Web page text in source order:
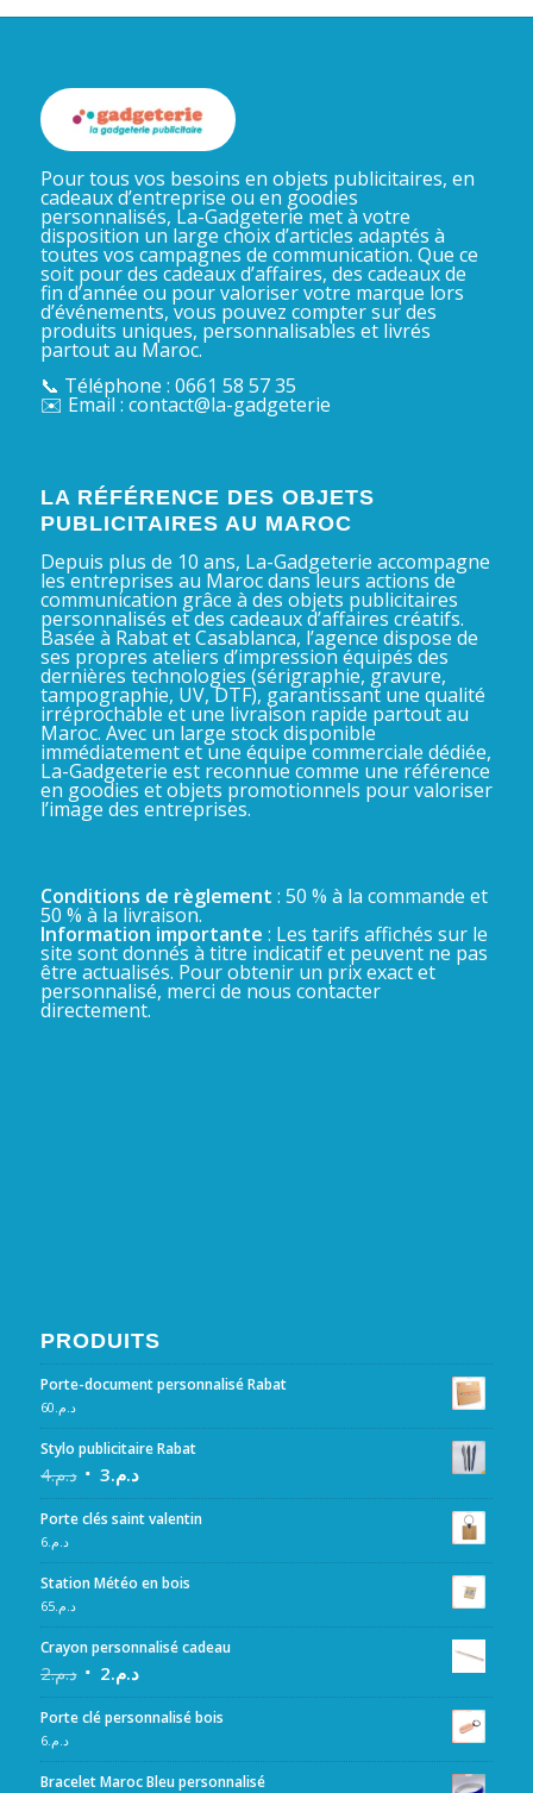
Pour tous vos besoins en objets publicitaires, en
cadeaux d’entreprise ou en goodies
personnalisés, La-Gadgeterie met à votre
disposition un large choix d’articles adaptés à
toutes vos campagnes de communication. Que ce
soit pour des cadeaux d’affaires, des cadeaux de
fin d’année ou pour valoriser votre marque lors
d’événements, vous pouvez compter sur des
produits uniques, personnalisables et livrés
partout au Maroc.
📞 Téléphone : 0661 58 57 35
✉️ Email : contact@la-gadgeterie
LA RÉFÉRENCE DES OBJETS
PUBLICITAIRES AU MAROC
Depuis plus de 10 ans, La-Gadgeterie accompagne
les entreprises au Maroc dans leurs actions de
communication grâce à des objets publicitaires
personnalisés et des cadeaux d’affaires créatifs.
Basée à Rabat et Casablanca, l’agence dispose de
ses propres ateliers d’impression équipés des
dernières technologies (sérigraphie, gravure,
tampographie, UV, DTF), garantissant une qualité
irréprochable et une livraison rapide partout au
Maroc. Avec un large stock disponible
immédiatement et une équipe commerciale dédiée,
La-Gadgeterie est reconnue comme une référence
en goodies et objets promotionnels pour valoriser
l’image des entreprises.
Conditions de règlement : 50 % à la commande et
50 % à la livraison.
Information importante : Les tarifs affichés sur le
site sont donnés à titre indicatif et peuvent ne pas
être actualisés. Pour obtenir un prix exact et
personnalisé, merci de nous contacter
directement.
PRODUITS
Porte-document personnalisé Rabat
د.م. 60
Stylo publicitaire Rabat
د.م.4 د.م.3
Porte clés saint valentin
د.م.6
Station Météo en bois
د.م.65
Crayon personnalisé cadeau
د.م.2 د.م.2
Porte clé personnalisé bois
د.م.6
Bracelet Maroc Bleu personnalisé